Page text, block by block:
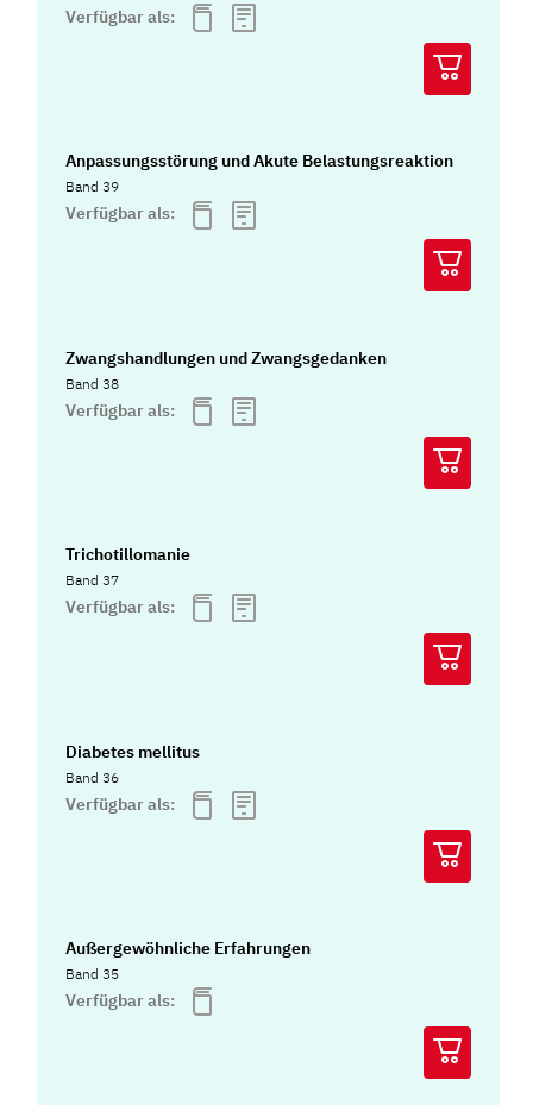
Verfügbar als:
Anpassungsstörung und Akute Belastungsreaktion
Band 39
Verfügbar als:
Zwangshandlungen und Zwangsgedanken
Band 38
Verfügbar als:
Trichotillomanie
Band 37
Verfügbar als:
Diabetes mellitus
Band 36
Verfügbar als:
Außergewöhnliche Erfahrungen
Band 35
Verfügbar als: